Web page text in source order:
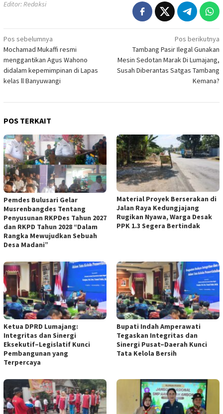
Editor: Redaksi
Navigasi
pos
Pos sebelumnya
Mochamad Mukaffi resmi
menggantikan Agus Wahono
didalam kepemimpinan di Lapas
kelas ll Banyuwangi
Pos berikutnya
Tambang Pasir Ilegal Gunakan
Mesin Sedotan Marak Di Lumajang,
Susah Diberantas Satgas Tambang
Kemana?
POS TERKAIT
Pemdes Bulusari Gelar
Musrenbangdes Tentang
Penyusunan RKPDes Tahun 2027
dan RKPD Tahun 2028 “Dalam
Rangka Mewujudkan Sebuah
Desa Madani”
Material Proyek Berserakan di
Jalan Raya Kedungjajang
Rugikan Nyawa, Warga Desak
PPK 1.3 Segera Bertindak
Ketua DPRD Lumajang:
Integritas dan Sinergi
Eksekutif–Legislatif Kunci
Pembangunan yang
Terpercaya
Bupati Indah Amperawati
Tegaskan Integritas dan
Sinergi Pusat–Daerah Kunci
Tata Kelola Bersih